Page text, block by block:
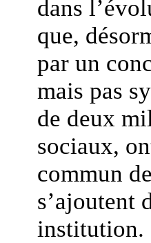
dans
que,
par un
mais pas
de deux
sociaux,
commun
s’ajoutent
institution.